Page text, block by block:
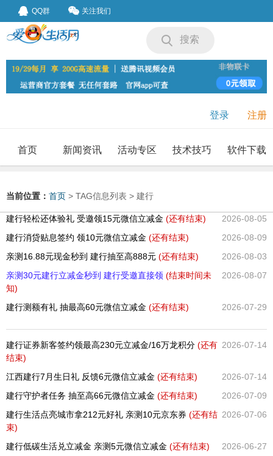
QQ群 关注我们
搜索
登录 注册
首页 新闻资讯 活动专区 技术技巧 软件下载
当前位置： 首页 > TAG信息列表 > 建行
2026-08-05
建行轻松还体验礼 受邀领15元微信立减金 (还有结束)
2026-08-09
建行消贷贴息签约 领10元微信立减金 (还有结束)
2026-08-03
亲测16.88元现金秒到 建行抽至高888元 (还有结束)
2026-08-07
亲测30元建行立减金秒到 建行受邀直接领 (结束时间未
知)
2026-07-29
建行测额有礼 抽最高60元微信立减金 (还有结束)
2026-07-14
建行证券新客签约领最高230元立减金/16万龙积分 (还有
结束)
2026-07-14
江西建行7月生日礼 反馈6元微信立减金 (还有结束)
2026-07-09
建行守护者任务 抽至高66元微信立减金 (还有结束)
2026-07-06
建行生活点亮城市拿212元好礼 亲测10元京东券 (还有结
束)
2026-06-27
建行低碳生活兑立减金 亲测5元微信立减金 (还有结束)